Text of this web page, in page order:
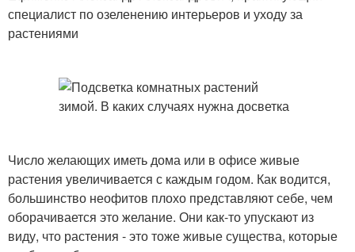
специалист по озеленению интерьеров и уходу за
растениями
Число желающих иметь дома или в офисе живые
растения увеличивается с каждым годом. Как водится,
большинство неофитов плохо представляют себе, чем
оборачивается это желание. Они как-то упускают из
виду, что растения - это тоже живые существа, которые